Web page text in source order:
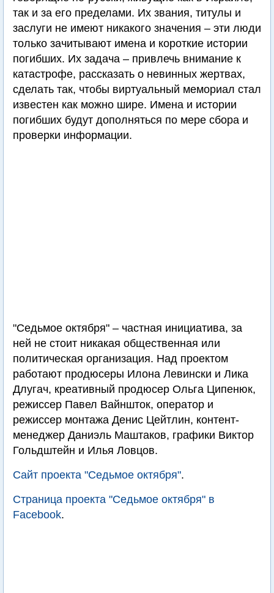
так и за его пределами. Их звания, титулы и
заслуги не имеют никакого значения – эти люди
только зачитывают имена и короткие истории
погибших. Их задача – привлечь внимание к
катастрофе, рассказать о невинных жертвах,
сделать так, чтобы виртуальный мемориал стал
известен как можно шире. Имена и истории
погибших будут дополняться по мере сбора и
проверки информации.
"Седьмое октября" – частная инициатива, за
ней не стоит никакая общественная или
политическая организация. Над проектом
работают продюсеры Илона Левински и Лика
Длугач, креативный продюсер Ольга Ципенюк,
режиссер Павел Вайншток, оператор и
режиссер монтажа Денис Цейтлин, контент-
менеджер Даниэль Маштаков, графики Виктор
Гольдштейн и Илья Ловцов.
Сайт проекта "Седьмое октября".
Страница проекта "Седьмое октября" в
Facebook.